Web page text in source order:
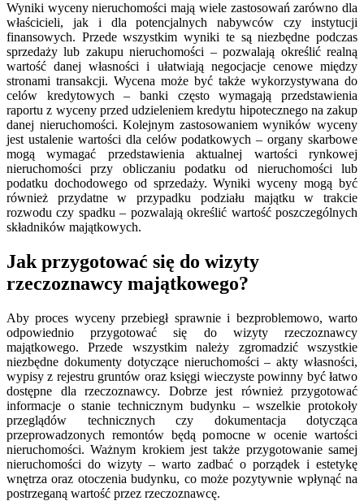
Wyniki wyceny nieruchomości mają wiele zastosowań zarówno dla
właścicieli, jak i dla potencjalnych nabywców czy instytucji
finansowych. Przede wszystkim wyniki te są niezbędne podczas
sprzedaży lub zakupu nieruchomości – pozwalają określić realną
wartość danej własności i ułatwiają negocjacje cenowe między
stronami transakcji. Wycena może być także wykorzystywana do
celów kredytowych – banki często wymagają przedstawienia
raportu z wyceny przed udzieleniem kredytu hipotecznego na zakup
danej nieruchomości. Kolejnym zastosowaniem wyników wyceny
jest ustalenie wartości dla celów podatkowych – organy skarbowe
mogą wymagać przedstawienia aktualnej wartości rynkowej
nieruchomości przy obliczaniu podatku od nieruchomości lub
podatku dochodowego od sprzedaży. Wyniki wyceny mogą być
również przydatne w przypadku podziału majątku w trakcie
rozwodu czy spadku – pozwalają określić wartość poszczególnych
składników majątkowych.
Jak przygotować się do wizyty
rzeczoznawcy majątkowego?
Aby proces wyceny przebiegł sprawnie i bezproblemowo, warto
odpowiednio przygotować się do wizyty rzeczoznawcy
majątkowego. Przede wszystkim należy zgromadzić wszystkie
niezbędne dokumenty dotyczące nieruchomości – akty własności,
wypisy z rejestru gruntów oraz księgi wieczyste powinny być łatwo
dostępne dla rzeczoznawcy. Dobrze jest również przygotować
informacje o stanie technicznym budynku – wszelkie protokoły
przeglądów technicznych czy dokumentacja dotycząca
przeprowadzonych remontów będą pomocne w ocenie wartości
nieruchomości. Ważnym krokiem jest także przygotowanie samej
nieruchomości do wizyty – warto zadbać o porządek i estetykę
wnętrza oraz otoczenia budynku, co może pozytywnie wpłynąć na
postrzeganą wartość przez rzeczoznawcę.